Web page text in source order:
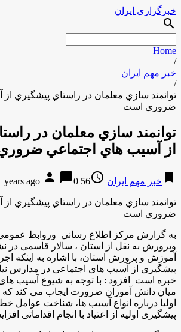
خبرگزاری ایران
search
Home
/
خبر مهم ایران
/
توانمند سازي معلمان در راستاي پيشگيري
ضروري است
توانمند سازي معلمان در
از آسيب هاي اجتماعي
bookmark خبر مهم ایران access_time
56 years ago
person chat_bubble0
توانمند سازي معلمان در راستاي پيشگيري
ضروري است
به گزارش مركز اطلاع رساني وروابط
وپرورش به نقل از استان ، سالار قاسمی
آموزش و پرورش استان، با اشاره به اينكه
پیشگیری از آسیب های اجتماعی در مدارس
خبره است افزود : با توجه به شیوع آسیب های
میان دانش آموزان ضرورت ایجاب می کند که
اولیا درباره انواع آسیب ها، شناخت عوامل
پیشگیری اولیه از اعتیاد با انجام اقداماتی